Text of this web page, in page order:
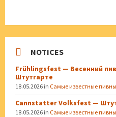
NOTICES
Frühlingsfest — Весенний
Штутгарте
18.05.2026 in Самые известные
Cannstatter Volksfest —
18.05.2026 in Самые известные